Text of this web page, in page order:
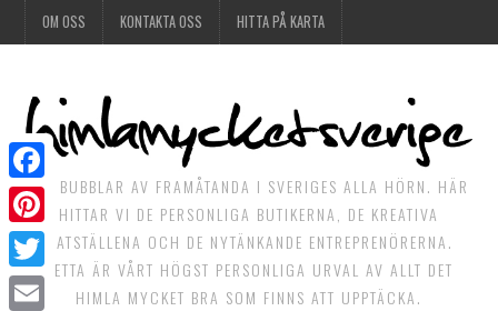
OM OSS KONTAKTA OSS HITTA PÅ KARTA
DET BUBBLAR AV FRAMÅTANDA I SVERIGES ALLA HÖRN. HÄR
HITTAR VI DE PERSONLIGA BUTIKERNA, DE KREATIVA
MATSTÄLLENA OCH DE NYTÄNKANDE ENTREPRENÖRERNA.
DETTA ÄR VÅRT HÖGST PERSONLIGA URVAL AV ALLT DET
HIMLA MYCKET BRA SOM FINNS ATT UPPTÄCKA.
Facebook
Pinterest
Twitter